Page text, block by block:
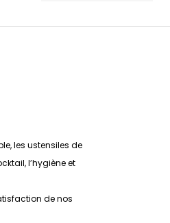
les ustensiles de
l’hygiène et
de nos